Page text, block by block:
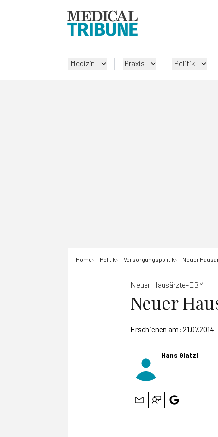
Medizin Praxis Politik
Home Politik Versorgungspolitik Neuer
Neuer Hausärzte-EBM
Neuer
Erschienen am: 21.07.2014
Hans Glatzl